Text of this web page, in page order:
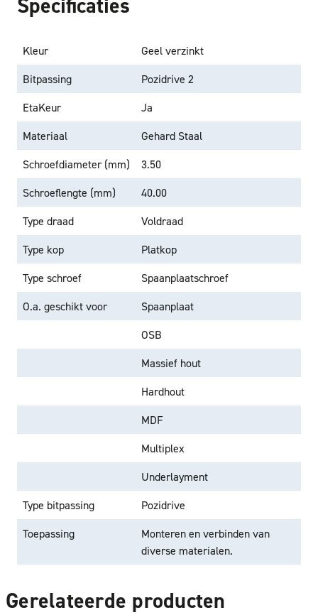
Kleur
Geel verzinkt
Bitpassing
Pozidrive 2
EtaKeur
Ja
Materiaal
Gehard Staal
Schroefdiameter (mm)
3.50
Schroeflengte (mm)
40.00
Type draad
Voldraad
Type kop
Platkop
Type schroef
Spaanplaatschroef
O.a. geschikt voor
Spaanplaat
OSB
Massief hout
Hardhout
MDF
Multiplex
Underlayment
Type bitpassing
Pozidrive
Toepassing
Monteren en verbinden van
diverse materialen.
Gerelateerde producten